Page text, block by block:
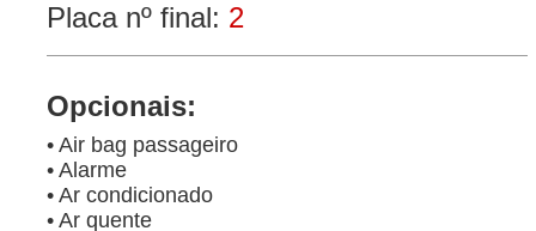
Placa nº final: 2
Opcionais:
• Air bag passageiro
• Alarme
• Ar condicionado
• Ar quente